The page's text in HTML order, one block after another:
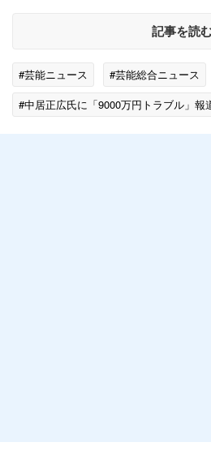
記事を読
#芸能ニュース
#芸能総合ニュース
#中居正広氏に「9000万円トラブル」報